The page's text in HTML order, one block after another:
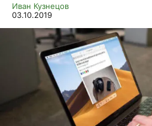
Иван Кузнецов
03.10.2019